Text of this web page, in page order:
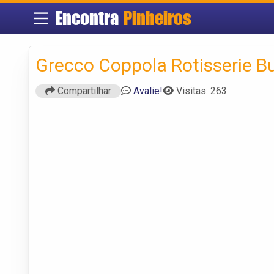
Encontra Pinheiros
Grecco Coppola Rotisserie
Compartilhar Avalie! Visitas: 263